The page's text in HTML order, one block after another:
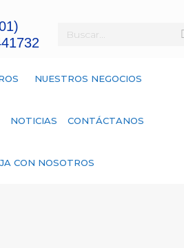
NUESTROS NEGOCIOS
NOTICIAS CONTÁCTANOS
CON NOSOTROS